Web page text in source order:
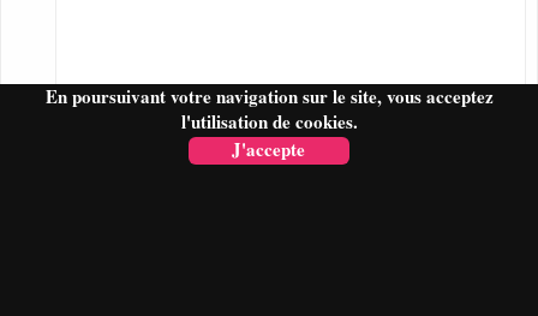
En poursuivant votre navigation sur le site, vous acceptez
l'utilisation de cookies.
J'accepte